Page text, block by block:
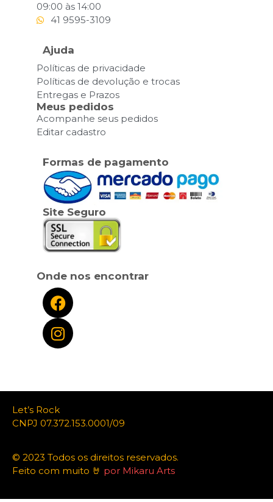
09:00 às 14:00
41 9595-3109
Ajuda
Políticas de privacidade
Políticas de devolução e trocas
Entregas e Prazos
Meus pedidos
Acompanhe seus pedidos
Editar cadastro
Formas de pagamento
Site Seguro
Onde nos encontrar
Let’s Rock
CNPJ 07.372.153.0001/09
© 2023 Todos os direitos reservados.
Feito com muito 🤘 por Mikaru Arts